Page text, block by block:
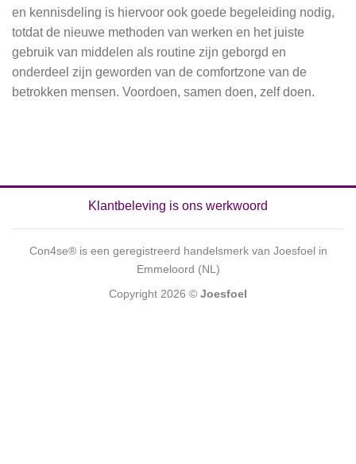
en kennisdeling is hiervoor ook goede begeleiding nodig,
totdat de nieuwe methoden van werken en het juiste
gebruik van middelen als routine zijn geborgd en
onderdeel zijn geworden van de comfortzone van de
betrokken mensen. Voordoen, samen doen, zelf doen.
Klantbeleving is ons werkwoord
Con4se® is een geregistreerd handelsmerk van Joesfoel in
Emmeloord (NL)
Copyright 2026 © Joesfoel